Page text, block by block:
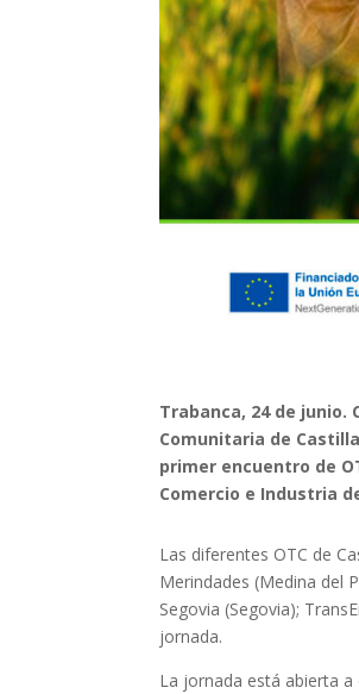
Trabanca, 24 de
Comunitaria de
primer encuentro de
Comercio e Industria
Las diferentes OTC de
Merindades (Medina del
Segovia (Segovia);
jornada.
La jornada está abierta a